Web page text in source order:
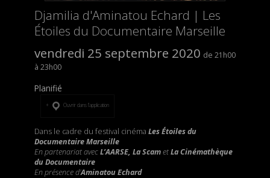
Djamilia d'Aminatou Echard | Les
Étoiles du Documentaire Marseille
vendredi 25 septembre 2020
21h00
23h00
Planifié
Ouvrir dans l’application
Dans le cadre du festival cinéma Les Étoiles du
Documentaire Marseille
En partenariat avecL’AARSE, La ScametLa Cinémathèque
du Documentaire
En présence d'Aminatou Echard